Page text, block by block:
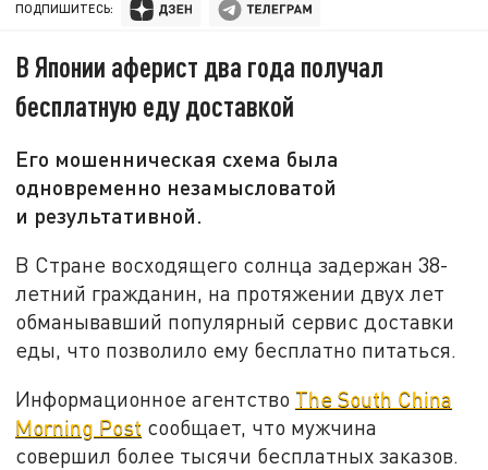
ПОДПИШИТЕСЬ:
В Японии аферист два года получал
бесплатную еду доставкой
Его мошенническая схема была
одновременно незамысловатой
и результативной.
В Стране восходящего солнца задержан 38-
летний гражданин, на протяжении двух лет
обманывавший популярный сервис доставки
еды, что позволило ему бесплатно питаться.
Информационное агентство The South China
Morning Post сообщает, что мужчина
совершил более тысячи бесплатных заказов.